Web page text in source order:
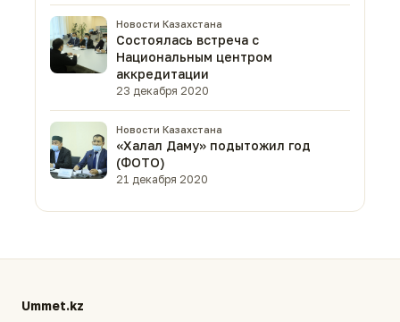
Новости Казахстана
Состоялась встреча с
Национальным центром
аккредитации
23 декабря 2020
Новости Казахстана
«Халал Даму» подытожил год
(ФОТО)
21 декабря 2020
Ummet.kz